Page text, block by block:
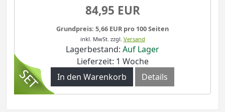
84,95 EUR
Grundpreis: 5,66 EUR pro 100 Seiten
inkl. MwSt. zzgl. Versand
Lagerbestand: Auf Lager
Lieferzeit: 1 Woche
In den Warenkorb
Details